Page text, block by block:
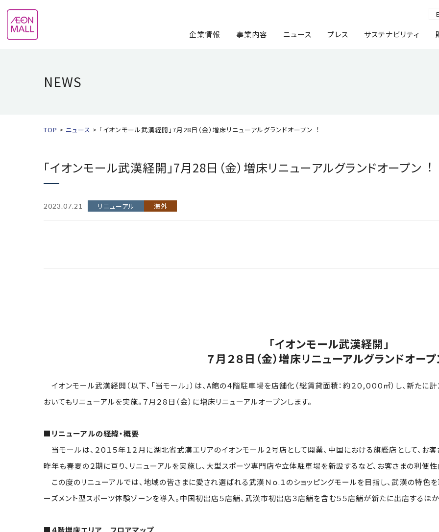
企業情報 事業内容 ニュース プレス サステナビリティ
NEWS
TOP ニュース 「イオンモール武漢経開」7月28⽇（⾦）増床リニューアルグランドオープン︕
「イオンモール武漢経開」7月28⽇（⾦）増床リニューアルグランドオープン︕
2023.07.21 リニューアル 海外
「イオンモール武漢経開」
７月２８日（金）増床リニューアルグランドオープ
イオンモール武漢経開（以下、「当モール」）は、A館の４階駐車場を店舗化（総賃貸面積：約２０,０００㎡）し、新たに
おいてもリニューアルを実施。７月２８日（金）に増床リニューアルオープンします。
■リニューアルの経緯・概要
当モールは、２０１５年１２月に湖北省武漢エリアのイオンモール２号店として開業、中国における旗艦店として、お
昨年も春夏の２期に亘り、リニューアルを実施し、大型スポーツ専門店や立体駐車場を新設するなど、お客さまの利便性
この度のリニューアルでは、地域の皆さまに愛され選ばれる武漢Ｎｏ.１のショッピングモールを目指し、武漢の特色
ーズメント型スポーツ体験ゾーンを導入。中国初出店５店舗、武漢市初出店３店舗を含む５５店舗が新たに出店するほか
■４階増床エリア フロアマップ